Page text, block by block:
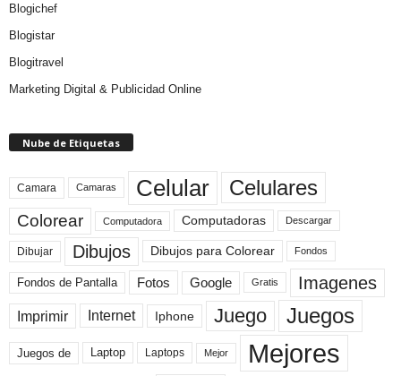
Blogichef
Blogistar
Blogitravel
Marketing Digital & Publicidad Online
Nube de Etiquetas
Camara Camaras Celular Celulares
Colorear Computadora Computadoras Descargar
Dibujar Dibujos Dibujos para Colorear Fondos
Fondos de Pantalla Fotos Google Gratis Imagenes
Imprimir Internet Iphone Juego Juegos
Juegos de Laptop Laptops Mejor Mejores